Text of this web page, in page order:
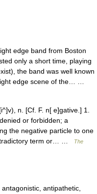
edge band from Boston
only a short time, playing
the band was well known
edge scene of the… …
n. [Cf. F. n[ e]gative.] 1.
or forbidden; a
the negative particle to one
term or… …
The
antipathetic,